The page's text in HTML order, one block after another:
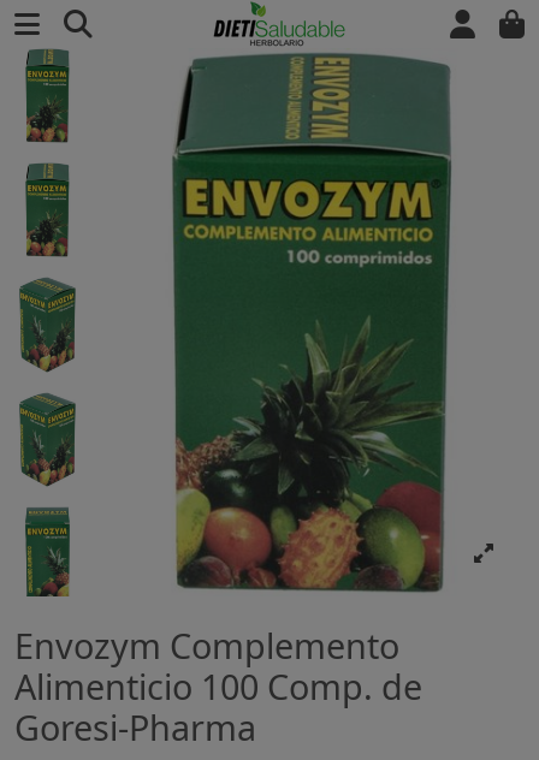
Envozym Complemento
Alimenticio 100 Comp. de
Goresi-Pharma